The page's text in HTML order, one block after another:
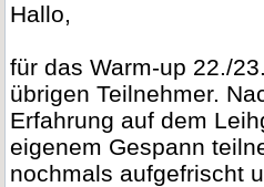
Hallo,
für das Warm-up 22./
übrigen Teilnehmer.
Erfahrung auf dem
eigenem Gespann
nochmals aufgefrischt